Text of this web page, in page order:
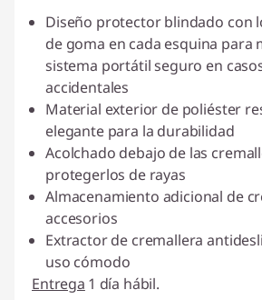
Descuento prod (inc IVA) :-
Diseño protector blindado con
de goma en cada esquina para
sistema portátil seguro en
accidentales
Material exterior de poliéster
elegante para la durabilidad
Acolchado debajo de las
protegerlos de rayas
Almacenamiento adicional de
accesorios
Extractor de cremallera
uso cómodo
Entrega 1 día hábil.